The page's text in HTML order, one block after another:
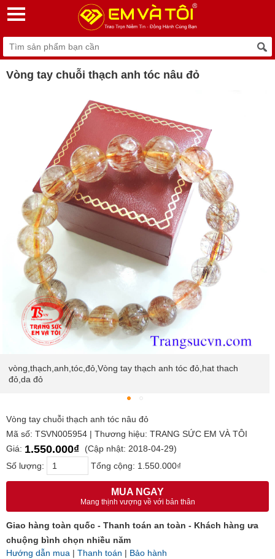
Vòng tay chuỗi thạch anh tóc nâu đỏ
vòng,thạch,anh,tóc,đỏ,Vòng tay thạch anh tóc đỏ,hat thach
đỏ,da đỏ
Vòng tay chuỗi thạch anh tóc nâu đỏ
Mã số: TSVN005954 | Thương hiệu: TRANG SỨC EM VÀ TÔI
Giá: 1.550.000₫
(Cập nhật: 2018-04-29)
Số lượng:
Tổng cộng: 1.550.000₫
MUA NGAY
Mang thịnh vượng về với bản thân
Giao hàng toàn quốc - Thanh toán an toàn - Khách hàng ưa
chuộng bình chọn nhiều năm
Hướng dẫn mua | Thanh toán | Bảo hành